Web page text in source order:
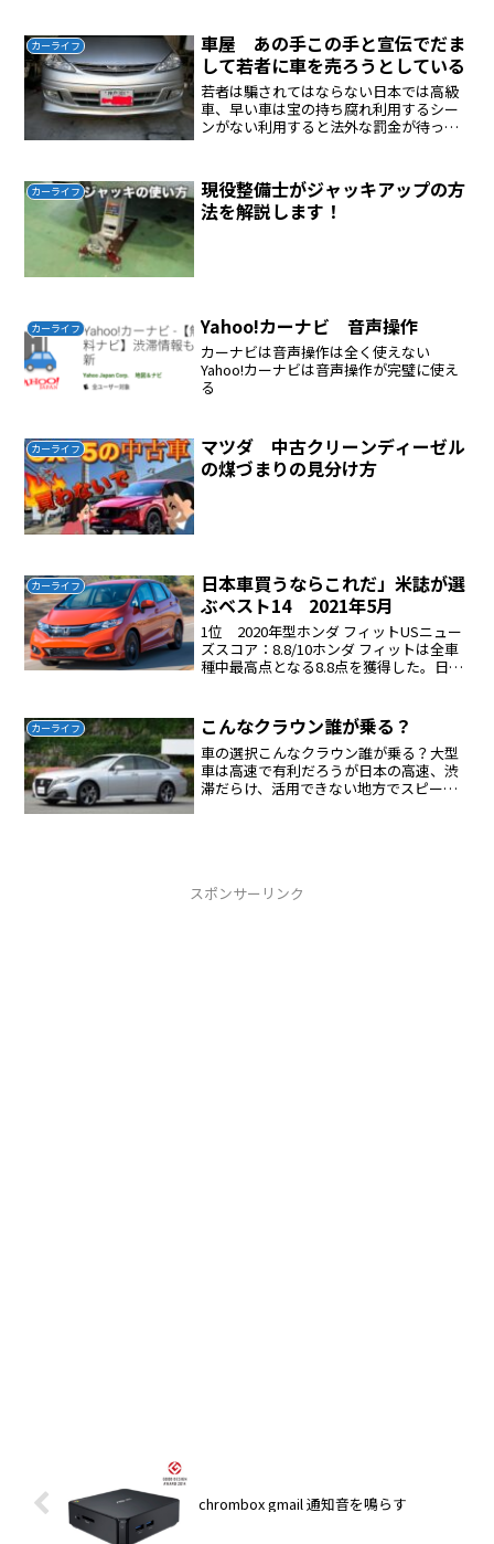
スが近づいてきたら逃げる...
カーライフ
車屋 あの手この手と宣伝でだま
して若者に車を売ろうとしている
若者は騙されてはならない日本では高級
車、早い車は宝の持ち腐れ利用するシー
ンがない利用すると法外な罰金が待って
全、おすすめ法外な価格をつけている新
車は買わない中古車を自分で...
カーライフ
現役整備士がジャッキアップの方
法を解説します！
カーライフ Yahoo!カーナビ 音声操作
カーナビは音声操作は全く使えない
Yahoo!カーナビは音声操作が完璧に使え
る
カーライフ
マツダ 中古クリーンディーゼル
の煤づまりの見分け方
カーライフ
日本車買うならこれだ」米誌が選
ぶベスト14 2021年5月
1位 2020年型ホンダ フィットUSニュー
ズスコア：8.8/10ホンダ フィットは全車
種中最高点となる8.8点を獲得した。日本
クトな車体に反し、内部には快適なキャ
ビン...
カーライフ こんなクラウン誰が乗る？
車の選択こんなクラウン誰が乗る？大型
車は高速で有利だろうが日本の高速、渋
滞だらけ、活用できない地方でスピード
スポンサーリンク
chrombox gmail 通知音を鳴らす